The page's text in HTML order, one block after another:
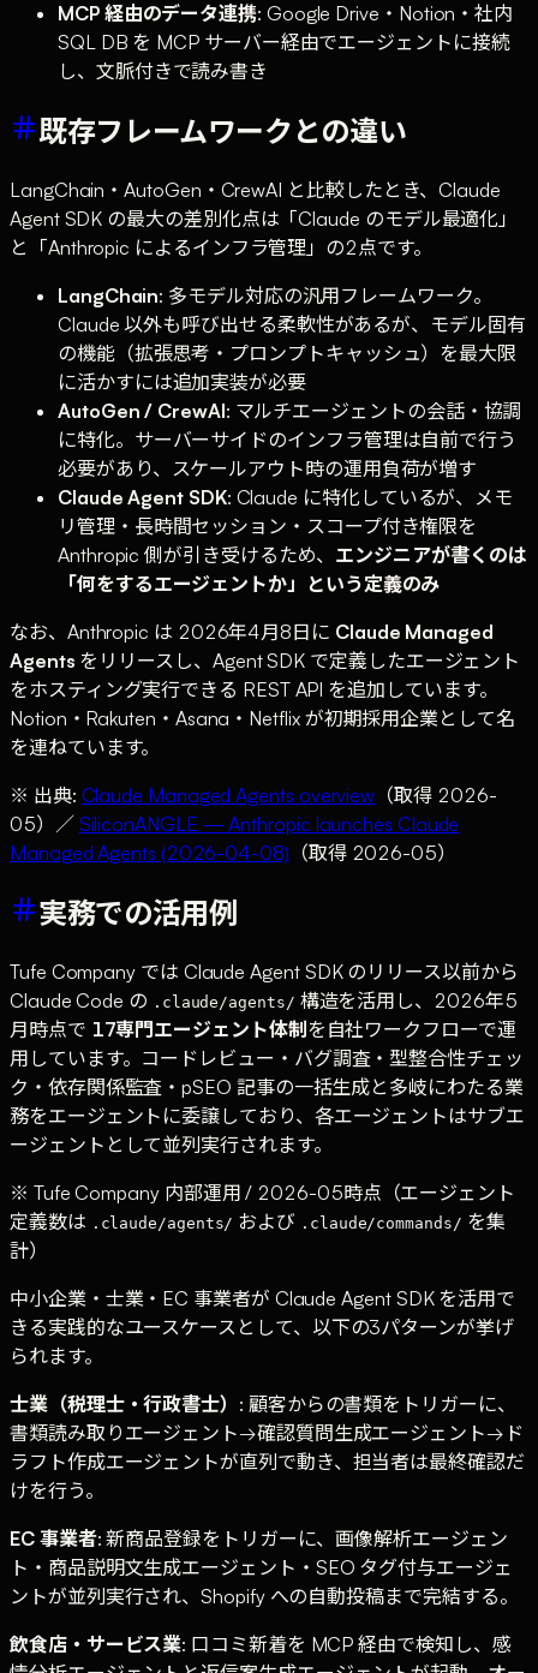
MCP 経由のデータ連携: Google Drive・Notion・社内
SQL DB を MCP サーバー経由でエージェントに接続
し、文脈付きで読み書き
既存フレームワークとの違い
LangChain・AutoGen・CrewAI と比較したとき、Claude
Agent SDK の最大の差別化点は「Claude のモデル最適化」
と「Anthropic によるインフラ管理」の2点です。
LangChain: 多モデル対応の汎用フレームワーク。
Claude 以外も呼び出せる柔軟性があるが、モデル固有
の機能（拡張思考・プロンプトキャッシュ）を最大限
に活かすには追加実装が必要
AutoGen / CrewAI: マルチエージェントの会話・協調
に特化。サーバーサイドのインフラ管理は自前で行う
必要があり、スケールアウト時の運用負荷が増す
Claude Agent SDK: Claude に特化しているが、メモ
リ管理・長時間セッション・スコープ付き権限を
Anthropic 側が引き受けるため、 エンジニアが書くのは
「何をするエージェントか」という定義のみ
なお、Anthropic は 2026年4月8日に Claude Managed
Agents をリリースし、Agent SDK で定義したエージェント
をホスティング実行できる REST API を追加しています。
Notion・Rakuten・Asana・Netflix が初期採用企業として名
を連ねています。
※ 出典: Claude Managed Agents overview （取得 2026-
05）／ SiliconANGLE — Anthropic launches Claude
Managed Agents (2026-04-08) （取得 2026-05）
実務での活用例
Tufe Company では Claude Agent SDK のリリース以前から
Claude Code の .claude/agents/ 構造を活用し、2026年5
月時点で 17専門エージェント体制を自社ワークフローで運
用しています。コードレビュー・バグ調査・型整合性チェッ
ク・依存関係監査・pSEO 記事の一括生成と多岐にわたる業
務をエージェントに委譲しており、各エージェントはサブエ
ージェントとして並列実行されます。
※ Tufe Company 内部運用 / 2026-05時点（エージェント
定義数は .claude/agents/ および .claude/commands/ を集
計）
中小企業・士業・EC 事業者が Claude Agent SDK を活用で
きる実践的なユースケースとして、以下の3パターンが挙げ
られます。
士業（税理士・行政書士） : 顧客からの書類をトリガーに、
書類読み取りエージェント→確認質問生成エージェント→ド
ラフト作成エージェントが直列で動き、担当者は最終確認だ
けを行う。
EC 事業者: 新商品登録をトリガーに、画像解析エージェン
ト・商品説明文生成エージェント・SEO タグ付与エージェ
ントが並列実行され、Shopify への自動投稿まで完結する。
飲食店・サービス業: 口コミ新着を MCP 経由で検知し、感